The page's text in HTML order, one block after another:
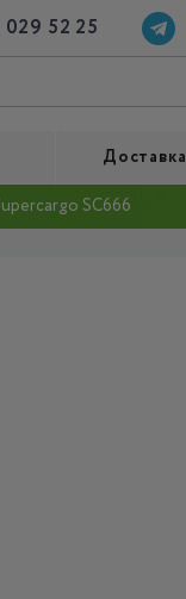
029 52 25
Доставка
SC666